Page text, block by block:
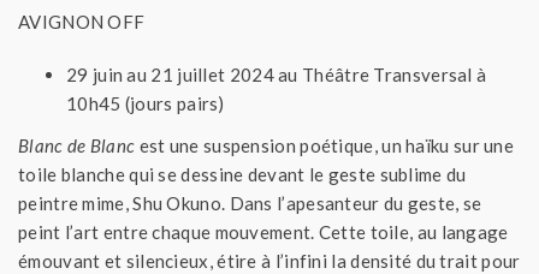
AVIGNON OFF
29 juin au 21 juillet 2024 au Théâtre Transversal à
10h45 (jours pairs)
Blanc de Blanc est une suspension poétique, un haïku sur une
toile blanche qui se dessine devant le geste sublime du
peintre mime, Shu Okuno. Dans l’apesanteur du geste, se
peint l’art entre chaque mouvement. Cette toile, au langage
émouvant et silencieux, étire à l’infini la densité du trait pour